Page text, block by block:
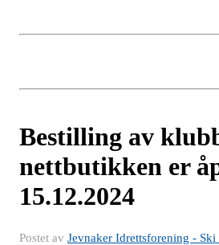
Bestilling av
nettbutikken er
15.12.2024
Postet av Jevnaker Idrettsforening - Ski